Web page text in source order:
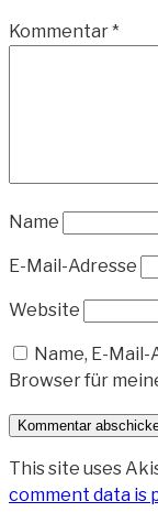
Kommentar*
Name
E-Mail-Adresse
Website
Name, E-
Browser für
This site uses
comment data is